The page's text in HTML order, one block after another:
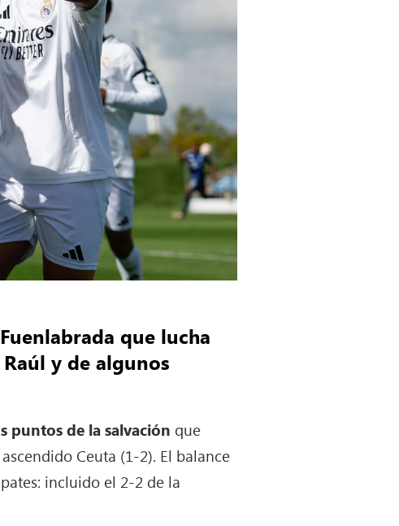
que lucha
y de algunos
puntos de la salvación que
Ceuta (1-2). El balance
incluido el 2-2 de la